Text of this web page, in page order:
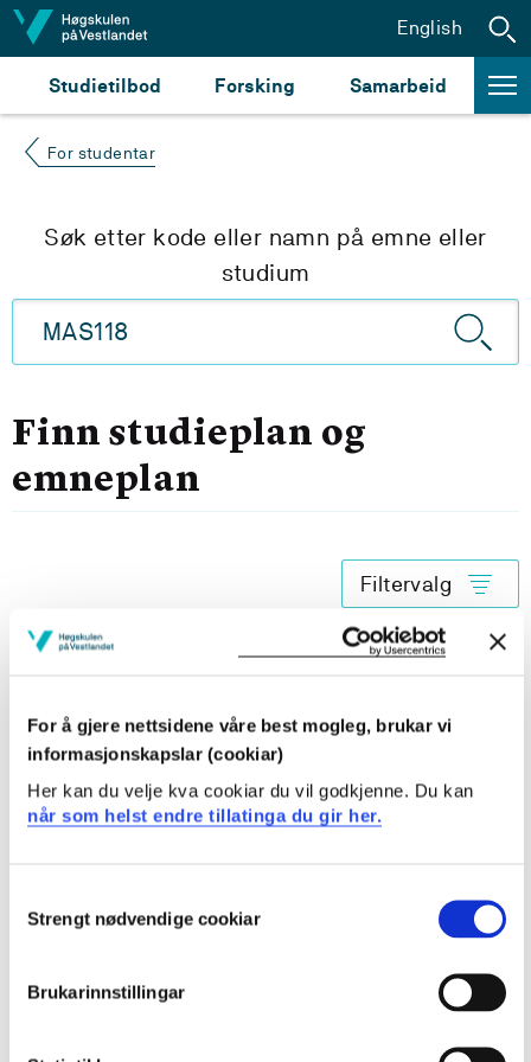
For å gjere nettsidene våre best mogleg, brukar vi
informasjonskapslar (cookiar)
Her kan du velje kva cookiar du vil godkjenne. Du kan
når som helst endre tillatinga du gir her.
Selection
Strengt nødvendige cookiar
Brukarinnstillingar
Hopp til innhald
Studietilbod Forsking Samarbeid
English
For studentar
Søk etter kode eller namn på emne eller
studium
Finn studieplan og
emneplan
Filtervalg
MAS118 Tilvirkning og automatisering
MAS118 Tilvirkning og automatisering
2019-2020
MAS118 Tilvirkning og automatisering